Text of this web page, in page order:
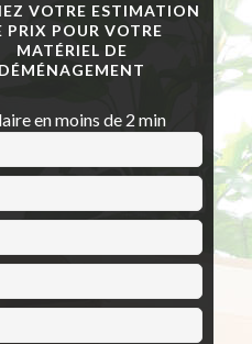
VOTRE ESTIMATION
PRIX POUR VOTRE
MATÉRIEL DE
DÉMÉNAGEMENT
en moins de 2 min